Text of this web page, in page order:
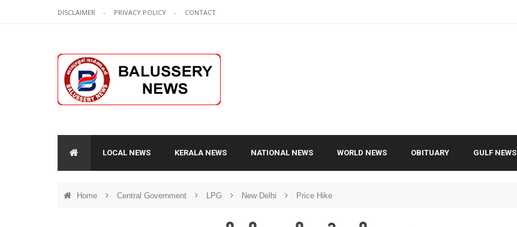
DISCLAIMER PRIVACY POLICY CONTACT
LOCAL NEWS KERALA NEWS NATIONAL NEWS WORLD NEWS OBITUARY GULF NEWS
Home Central Government LPG New Delhi Price Hike